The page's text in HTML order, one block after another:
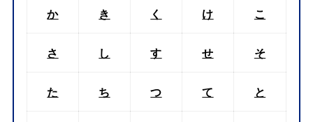
か き く け こ
さ し す せ そ
た ち つ て と